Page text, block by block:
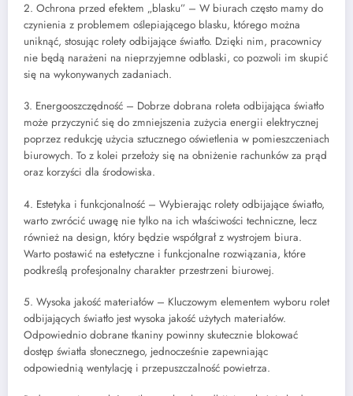
2. Ochrona przed efektem „blasku” – W biurach często mamy do
czynienia z problemem oślepiającego blasku, którego można
uniknąć, stosując rolety odbijające światło. Dzięki nim, pracownicy
nie będą narażeni na nieprzyjemne odblaski, co pozwoli im skupić
się na wykonywanych zadaniach.
3. Energooszczędność – Dobrze dobrana roleta odbijająca światło
może przyczynić się do zmniejszenia zużycia energii elektrycznej
poprzez redukcję użycia sztucznego oświetlenia w pomieszczeniach
biurowych. To z kolei przełoży się na obniżenie rachunków za prąd
oraz korzyści dla środowiska.
4. Estetyka i funkcjonalność – Wybierając rolety odbijające światło,
warto zwrócić uwagę nie tylko na ich właściwości techniczne, lecz
również na design, który będzie współgrał z wystrojem biura.
Warto postawić na estetyczne i funkcjonalne rozwiązania, które
podkreślą profesjonalny charakter przestrzeni biurowej.
5. Wysoka jakość materiałów – Kluczowym elementem wyboru rolet
odbijających światło jest wysoka jakość użytych materiałów.
Odpowiednio dobrane tkaniny powinny skutecznie blokować
dostęp światła słonecznego, jednocześnie zapewniając
odpowiednią wentylację i przepuszczalność powietrza.